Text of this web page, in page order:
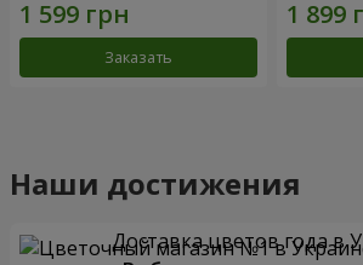
Заказать
Наши достижения
Доставка цветов года в